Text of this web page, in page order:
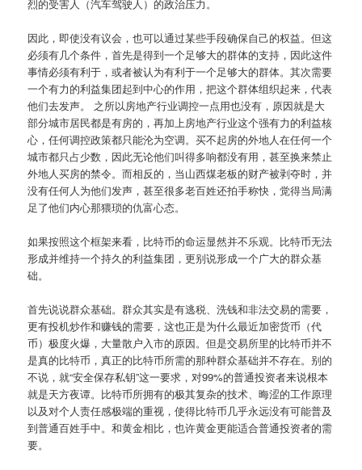
烈的受害人（汽车驾驶人）的政治压力。
因此，即使没有议会，也可以通过某些手段确保自己的权益。但这
必须有几个条件，首先是得到一个足够大的群体的支持，因此这件
事情必须有利于，或者被认为有利于一个足够大的群体。其次需要
一个有力的利益集团起到中心的作用，把这个群体组织起来，代表
他们去发声。 之所以房地产行业调控一点用也没有，原因就是大
部分城市居民都是有房的，再加上房地产行业这个强有力的利益核
心，任何调控政策都只能沦为空调。买不起房的外地人在任何一个
城市都只占少数，因此无论他们叫得多响都没有用，甚至换来禁止
外地人买房的禁令。而相反的，当山西煤老板的财产被剥夺时，并
没有任何人为他们发声，甚至很多老百姓还拍手称快，觉得当局满
足了他们内心那猥琐的仇富心态。
如果按照这个框架来看，比特币的命运显然并不乐观。比特币无法
形成并维持一个持久的利益集团，更别说形成一个广大的群众基
础。
首先说说群众基础。群众其实是有逃税、洗钱和非法交易的需要，
更有投机炒作和赚钱的需要，这也正是为什么最近加密货币（代
币）极度火爆，大量散户入市的原因。但是交易所里的比特币并不
是真的比特币，真正的比特币所需的那种群众基础并不存在。别的
不说，就“安全保存私钥”这一要求，对99%的普通投资者来说根本
就是天方夜谭。比特币所拥有的极其复杂的技术、晦涩的工作原理
以及对个人责任感极端的重视，使得比特币几乎永远没有可能普及
到普通百姓手中。和黄金相比，也许黄金更能适合普通投资者的需
要。